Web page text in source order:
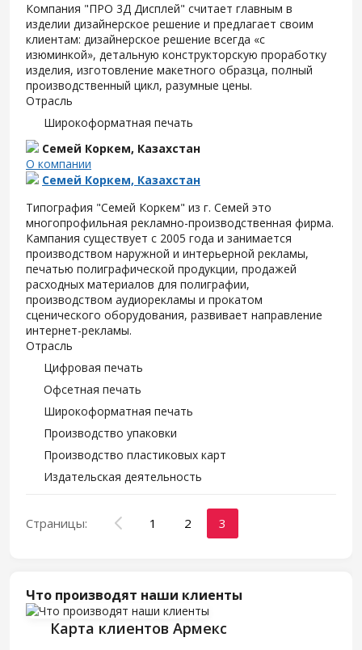
Компания "ПРО 3Д Дисплей" считает главным в
изделии дизайнерское решение и предлагает своим
клиентам: дизайнерское решение всегда «с
изюминкой», детальную конструкторскую проработку
изделия, изготовление макетного образца, полный
производственный цикл, разумные цены.
Отрасль
Широкоформатная печать
Семей Коркем, Казахстан
О компании
Семей Коркем, Казахстан
Типография "Семей Коркем" из г. Семей это
многопрофильная рекламно-производственная фирма.
Кампания существует с 2005 года и занимается
производством наружной и интерьерной рекламы,
печатью полиграфической продукции, продажей
расходных материалов для полиграфии,
производством аудиорекламы и прокатом
сценического оборудования, развивает направление
интернет-рекламы.
Отрасль
Цифровая печать
Офсетная печать
Широкоформатная печать
Производство упаковки
Производство пластиковых карт
Издательская деятельность
Страницы: 1 2 3
Что производят наши клиенты
Карта клиентов Армекс